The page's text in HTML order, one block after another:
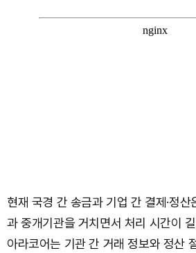
현재 국경 간 송금과 기업 간 결제·정
과 중개기관을 거치면서 처리 시간이
아라코어는 기관 간 거래 정보와 정산